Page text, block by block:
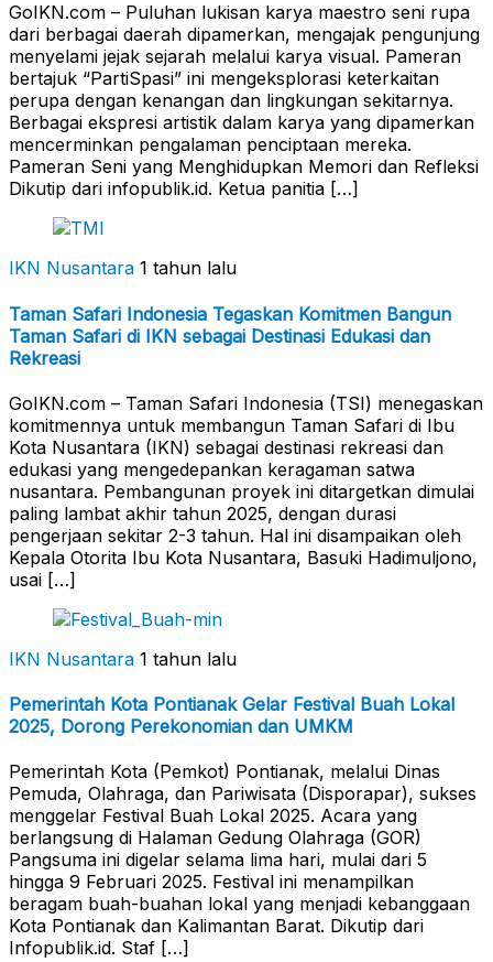
GoIKN.com – Puluhan lukisan karya maestro seni rupa
dari berbagai daerah dipamerkan, mengajak pengunjung
menyelami jejak sejarah melalui karya visual. Pameran
bertajuk “PartiSpasi” ini mengeksplorasi keterkaitan
perupa dengan kenangan dan lingkungan sekitarnya.
Berbagai ekspresi artistik dalam karya yang dipamerkan
mencerminkan pengalaman penciptaan mereka.
Pameran Seni yang Menghidupkan Memori dan Refleksi
Dikutip dari infopublik.id. Ketua panitia […]
IKN Nusantara 1 tahun lalu
Taman Safari Indonesia Tegaskan Komitmen Bangun
Taman Safari di IKN sebagai Destinasi Edukasi dan
Rekreasi
GoIKN.com – Taman Safari Indonesia (TSI) menegaskan
komitmennya untuk membangun Taman Safari di Ibu
Kota Nusantara (IKN) sebagai destinasi rekreasi dan
edukasi yang mengedepankan keragaman satwa
nusantara. Pembangunan proyek ini ditargetkan dimulai
paling lambat akhir tahun 2025, dengan durasi
pengerjaan sekitar 2-3 tahun. Hal ini disampaikan oleh
Kepala Otorita Ibu Kota Nusantara, Basuki Hadimuljono,
usai […]
IKN Nusantara 1 tahun lalu
Pemerintah Kota Pontianak Gelar Festival Buah Lokal
2025, Dorong Perekonomian dan UMKM
Pemerintah Kota (Pemkot) Pontianak, melalui Dinas
Pemuda, Olahraga, dan Pariwisata (Disporapar), sukses
menggelar Festival Buah Lokal 2025. Acara yang
berlangsung di Halaman Gedung Olahraga (GOR)
Pangsuma ini digelar selama lima hari, mulai dari 5
hingga 9 Februari 2025. Festival ini menampilkan
beragam buah-buahan lokal yang menjadi kebanggaan
Kota Pontianak dan Kalimantan Barat. Dikutip dari
Infopublik.id. Staf […]